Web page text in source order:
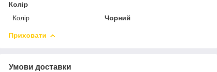
Колір
Колір
Чорний
Приховати
Умови доставки